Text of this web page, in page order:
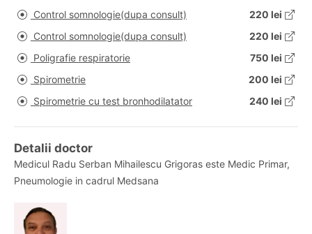
Control somnologie(dupa consult)
220 lei
Control somnologie(dupa consult)
220 lei
Poligrafie respiratorie
750 lei
Spirometrie
200 lei
Spirometrie cu test bronhodilatator
240 lei
Detalii doctor
Medicul Radu Serban Mihailescu Grigoras este Medic Primar,
Pneumologie in cadrul Medsana